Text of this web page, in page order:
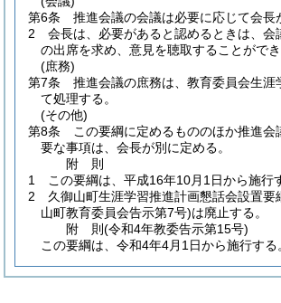
第6条
推進会議の会議は必要に応じて会長
2
会長は、必要があると認めるときは、会
の出席を求め、意見を聴取することができ
(庶務)
第7条
推進会議の庶務は、教育委員会生涯
て処理する。
(その他)
第8条
この要綱に定めるもののほか推進会
要な事項は、会長が別に定める。
附 則
1
この要綱は、平成16年10月1日から施行
2
久御山町生涯学習推進計画懇話会設置要
山町教育委員会告示第7号)は廃止する。
附 則(令和4年教委告示第15号)
この要綱は、令和4年4月1日から施行する